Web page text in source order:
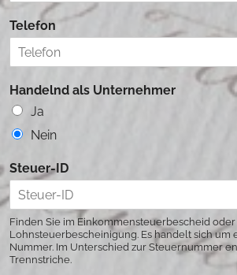
Telefon
Handelnd als Unternehmer
Ja
Nein
Steuer-ID
Finden Sie im Einkommensteuerbescheid
Lohnsteuerbescheinigung. Es handelt sich um
Nummer. Im Unterschied zur Steuernummer
Trennstriche.